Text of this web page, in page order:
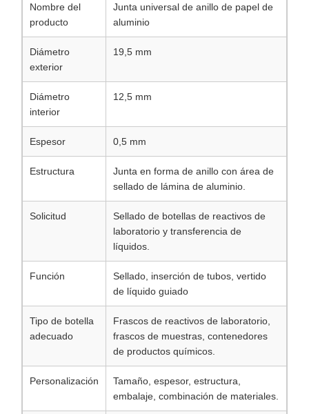
Nombre del
producto
Junta universal de anillo de papel de
aluminio
Diámetro
exterior
19,5 mm
Diámetro
interior
12,5 mm
Espesor 0,5 mm
Estructura
Junta en forma de anillo con área de
sellado de lámina de aluminio.
Solicitud
Sellado de botellas de reactivos de
laboratorio y transferencia de
líquidos.
Función
Sellado, inserción de tubos, vertido
de líquido guiado
Tipo de botella
adecuado
Frascos de reactivos de laboratorio,
frascos de muestras, contenedores
de productos químicos.
Personalización
Tamaño, espesor, estructura,
embalaje, combinación de materiales.